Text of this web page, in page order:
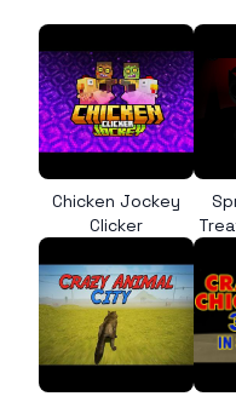
Chicken Jockey
Clicker